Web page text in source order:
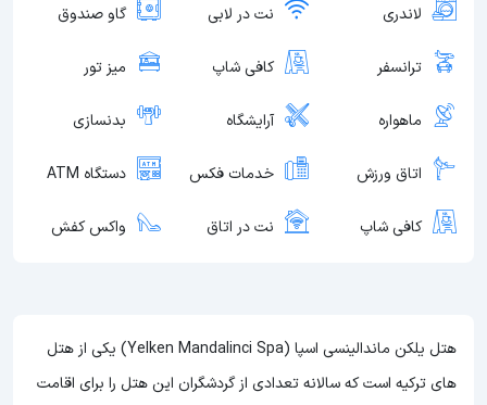
لاندری نت در لابی گاو صندوق
ترانسفر کافی شاپ میز تور
ماهواره آرایشگاه بدنسازی
اتاق ورزش خدمات فکس دستگاه ATM
کافی شاپ نت در اتاق واکس کفش
هتل یلکن ماندالینسی اسپا (Yelken Mandalinci Spa) یکی از هتل
های ترکیه است که سالانه تعدادی از گردشگران این هتل را برای اقامت